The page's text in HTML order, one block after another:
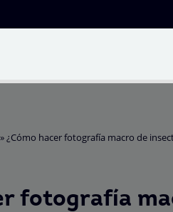
»¿Cómo hacer fotografía macro de
fotografía